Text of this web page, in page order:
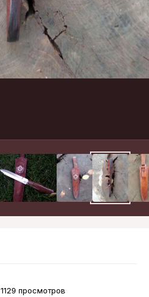
1129 просмотров